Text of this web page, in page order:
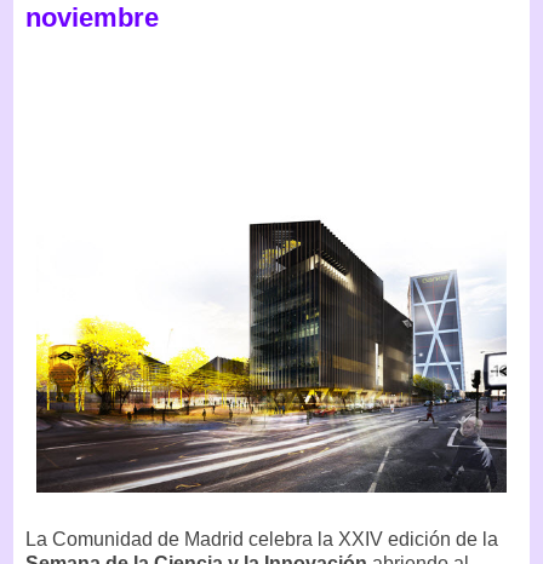
noviembre
La Comunidad de Madrid celebra la XXIV edición de la